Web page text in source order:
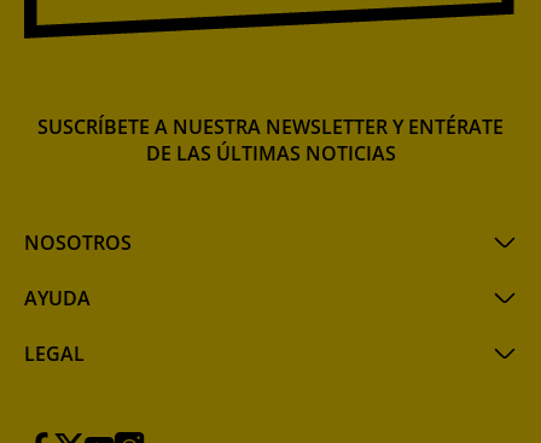
NOSOTROS
AYUDA
LEGAL
SUSCRÍBETE A NUESTRA NEWSLETTER Y ENTÉRATE
DE LAS ÚLTIMAS NOTICIAS